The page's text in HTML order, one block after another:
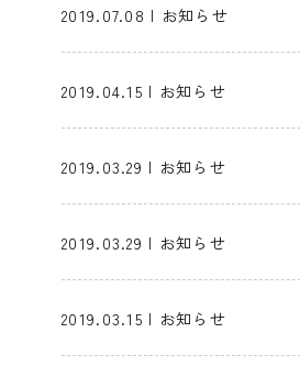
2019.07.08 | お知らせ
2019.04.15 | お知らせ
2019.03.29 | お知らせ
2019.03.29 | お知らせ
2019.03.15 | お知らせ